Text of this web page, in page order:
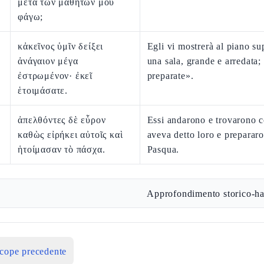
μετὰ τῶν μαθητῶν μου
φάγω;
κἀκεῖνος ὑμῖν δείξει
ἀνάγαιον μέγα
ἐστρωμένον· ἐκεῖ
ἑτοιμάσατε.
Egli vi mostrerà al piano
una sala, grande e
preparate».
ἀπελθόντες δὲ εὗρον
καθὼς εἰρήκει αὐτοῖς καὶ
ἡτοίμασαν τὸ πάσχα.
Essi andarono e trovarono
aveva detto loro e
Pasqua.
Approfondimento storico-
precedente